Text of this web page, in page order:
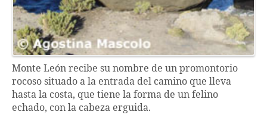
Monte León recibe su nombre de un promontorio
rocoso situado a la entrada del camino que lleva
hasta la costa, que tiene la forma de un felino
echado, con la cabeza erguida.